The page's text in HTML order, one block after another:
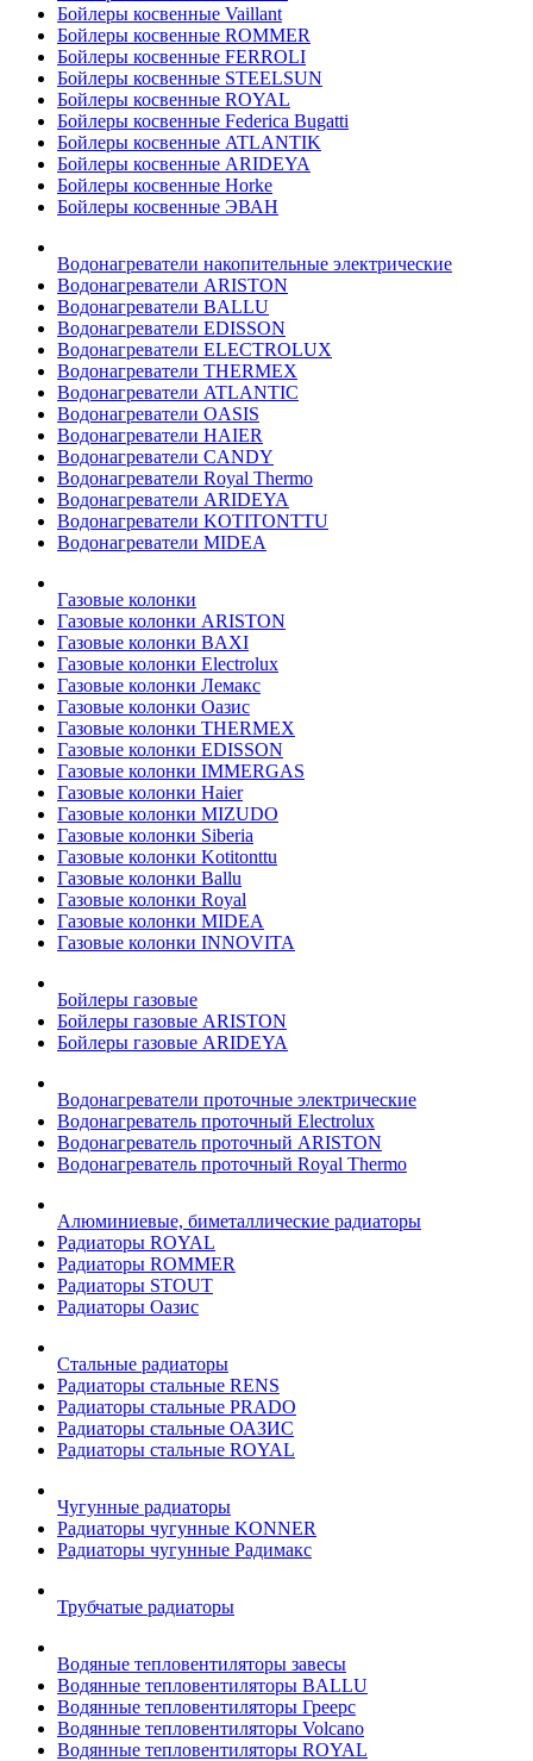
Бойлеры косвенные Vaillant
Бойлеры косвенные ROMMER
Бойлеры косвенные FERROLI
Бойлеры косвенные STEELSUN
Бойлеры косвенные ROYAL
Бойлеры косвенные Federica Bugatti
Бойлеры косвенные ATLANTIK
Бойлеры косвенные ARIDEYA
Бойлеры косвенные Horke
Бойлеры косвенные ЭВАН
Водонагреватели накопительные электрические
Водонагреватели ARISTON
Водонагреватели BALLU
Водонагреватели EDISSON
Водонагреватели ELECTROLUX
Водонагреватели THERMEX
Водонагреватели ATLANTIC
Водонагреватели OASIS
Водонагреватели HAIER
Водонагреватели CANDY
Водонагреватели Royal Thermo
Водонагреватели ARIDEYA
Водонагреватели KOTITONTTU
Водонагреватели MIDEA
Газовые колонки
Газовые колонки ARISTON
Газовые колонки BAXI
Газовые колонки Electrolux
Газовые колонки Лемакс
Газовые колонки Оазис
Газовые колонки THERMEX
Газовые колонки EDISSON
Газовые колонки IMMERGAS
Газовые колонки Haier
Газовые колонки MIZUDO
Газовые колонки Siberia
Газовые колонки Kotitonttu
Газовые колонки Ballu
Газовые колонки Royal
Газовые колонки MIDEA
Газовые колонки INNOVITA
Бойлеры газовые
Бойлеры газовые ARISTON
Бойлеры газовые ARIDEYA
Водонагреватели проточные электрические
Водонагреватель проточный Electrolux
Водонагреватель проточный ARISTON
Водонагреватель проточный Royal Thermo
Алюминиевые, биметаллические радиаторы
Радиаторы ROYAL
Радиаторы ROMMER
Радиаторы STOUT
Радиаторы Оазис
Стальные радиаторы
Радиаторы стальные RENS
Радиаторы стальные PRADO
Радиаторы стальные ОАЗИС
Радиаторы стальные ROYAL
Чугунные радиаторы
Радиаторы чугунные KONNER
Радиаторы чугунные Радимакс
Трубчатые радиаторы
Водяные тепловентиляторы завесы
Водянные тепловентиляторы BALLU
Водянные тепловентиляторы Греерс
Водянные тепловентиляторы Volcano
Водянные тепловентиляторы ROYAL